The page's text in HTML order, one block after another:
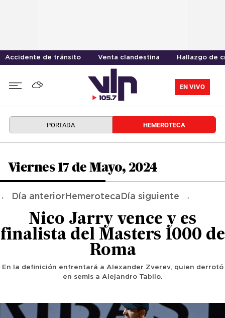
Accidente de tránsito Venta clandestina Hallazgo de
EN VIVO
PORTADA HEMEROTECA
Viernes 17 de Mayo, 2024
← Día anterior Hemeroteca Día siguiente →
Nico Jarry vence y es
finalista del Masters 1000 de
Roma
En la definición enfrentará a Alexander Zverev, quien derrotó
en semis a Alejandro Tabilo.